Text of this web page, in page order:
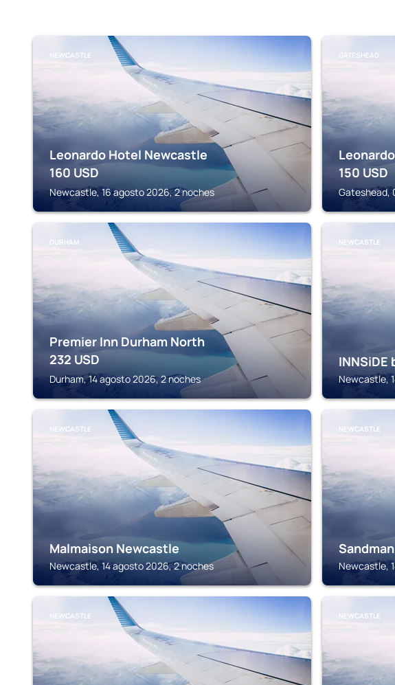
NEWCASTLE
Leonardo Hotel Newcastle
160 USD
Newcastle, 16 agosto 2026, 2 noches
GATESHEAD
150 USD
Gateshead,
DURHAM
Premier Inn Durham North
232 USD
Durham, 14 agosto 2026, 2 noches
NEWCASTLE
INNSiDE
Newcastle,
NEWCASTLE
Malmaison Newcastle
Newcastle, 14 agosto 2026, 2 noches
NEWCASTLE
Newcastle,
NEWCASTLE NEWCASTLE